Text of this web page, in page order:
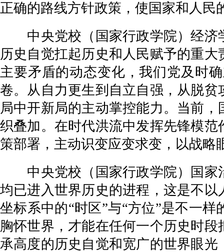
正确的路线方针政策，使国家和人
中央党校（国家行政学院）经济
历史自觉扛起历史和人民赋予的重
主要矛盾的动态变化，我们党及时
卷。从自力更生到自立自强，从脱
局中开新局的主动掌控能力。当前
织叠加。在时代洪流中发挥先锋模
策部署，主动识变应变求变，以战
中央党校（国家行政学院）国家
均已进入世界历史的进程，这是不
坐标系中的“时区”与“方位”是不一
胸怀世界，才能在任何一个历史时
承高度的历史自觉和宽广的世界眼